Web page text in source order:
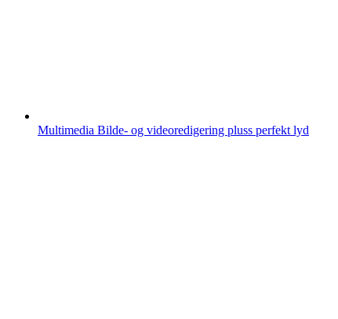
Multimedia Bilde- og videoredigering pluss perfekt lyd